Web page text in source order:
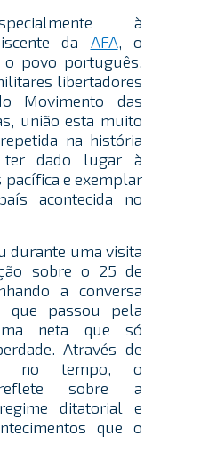
à
da AFA, o
o povo português,
libertadores
Movimento das
união esta muito
na história
ter dado lugar à
e exemplar
acontecida no
durante uma visita
sobre o 25 de
a conversa
que passou pela
neta que só
Através de
no tempo, o
sobre a
ditatorial e
que o